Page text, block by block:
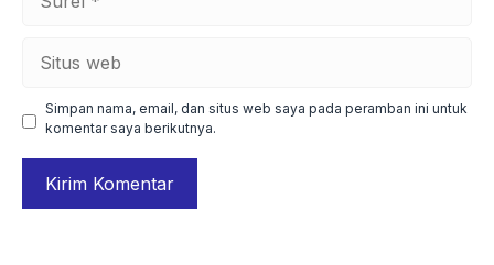
web
Simpan nama, email, dan situs web saya pada peramban ini untuk
komentar saya berikutnya.